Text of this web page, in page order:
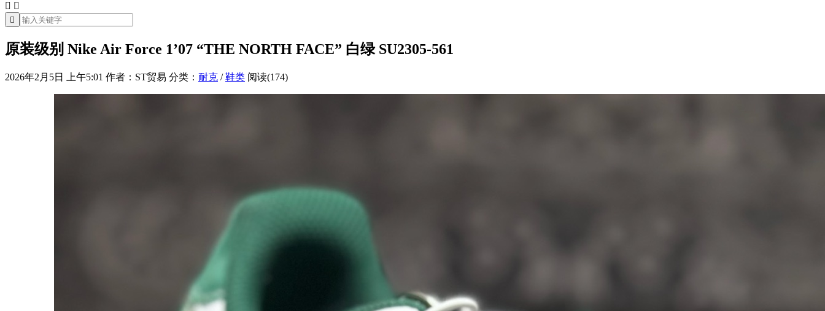
 

原装级别 Nike Air Force 1’07 “THE NORTH FACE” 白绿 SU2305-561
2026年2月5日 上午5:01 作者：ST贸易 分类： 耐克 /鞋类 阅读(174)